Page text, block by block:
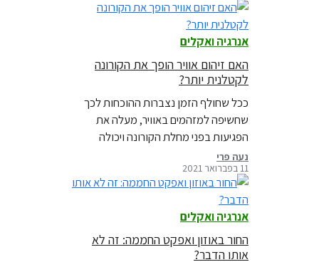
אנרגיה ואקלים
האם זיהום אוויר הופך את הקורונה
לקטלנית יותר?
ככל שחולף הזמן נצברות ההוכחות לכך
שחשיפה למזהמים באוויר, מעלה את
הפגיעות בפני מחלת הקורונה ויכולה
להשפיע לשלילה הן על סיכויי ההידבקות
והן על חומרת המחלה ואחוזי התמותה
ממנה. מוזמנים לקרוא בלוג חדש על כל
מה שידוע לנו עד כה על הקשר בין הקורונה
לזיהום האוויר
נעה פרי
11 בפברואר 2021
אנרגיה ואקלים
החור באוזון ואפקט החממה: זה לא
אותו הדבר?